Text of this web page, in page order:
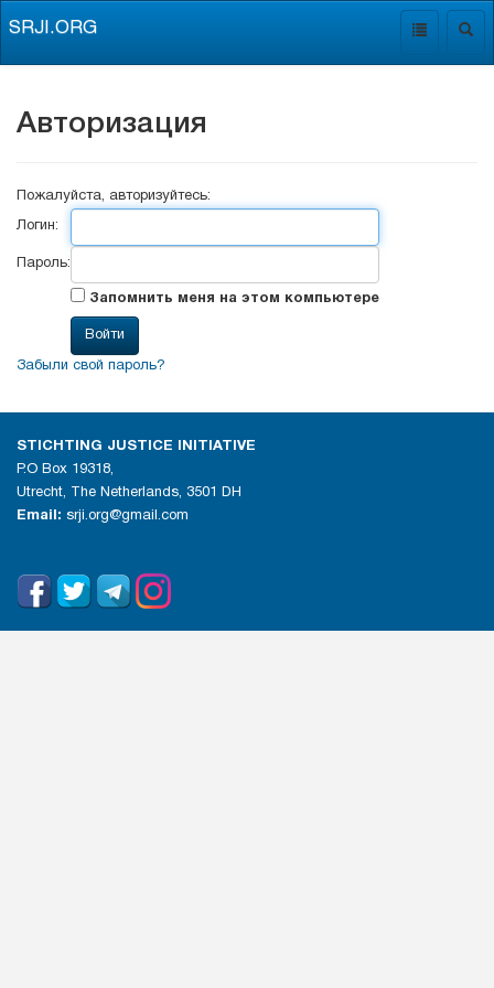
Toggle
SRJI.ORG
Авторизация
Пожалуйста, авторизуйтесь:
Логин:
Пароль:
Запомнить меня на этом компьютере
Забыли свой пароль?
STICHTING JUSTICE INITIATIVE
P.O Box 19318,
Utrecht, The Netherlands, 3501 DH
Email: srji.org@gmail.com